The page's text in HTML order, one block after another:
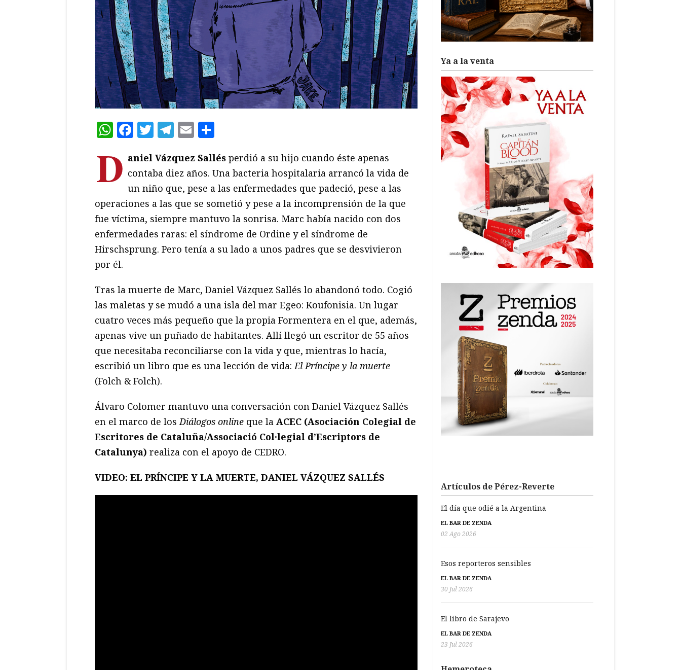
WhatsApp
Facebook
Twitter
Telegram
Email
D aniel Vázquez Sallés perdió a su hijo cuando éste apenas
contaba diez años. Una bacteria hospitalaria arrancó la vida de
un niño que, pese a las enfermedades que padeció, pese a las
operaciones a las que se sometió y pese a la incomprensión de la que
fue víctima, siempre mantuvo la sonrisa. Marc había nacido con dos
enfermedades raras: el síndrome de Ordine y el síndrome de
Hirschsprung. Pero tenía a su lado a unos padres que se desvivieron
por él.
Tras la muerte de Marc, Daniel Vázquez Sallés lo abandonó todo. Cogió
las maletas y se mudó a una isla del mar Egeo: Koufonisia. Un lugar
cuatro veces más pequeño que la propia Formentera en el que, además,
apenas vive un puñado de habitantes. Allí llegó un escritor de 55 años
que necesitaba reconciliarse con la vida y que, mientras lo hacía,
escribió un libro que es una lección de vida:El Príncipe y la muerte
(Folch & Folch).
Álvaro Colomer mantuvo una conversación con Daniel Vázquez Sallés
en el marco de losDiálogos online que la ACEC (Asociación Colegial de
Escritores de Cataluña/Associació Col·legial d’Escriptors de
Catalunya) realiza con el apoyo de CEDRO.
VIDEO: EL PRÍNCIPE Y LA MUERTE, DANIEL VÁZQUEZ SALLÉS
Ya a la venta
Artículos de Pérez-Reverte
El día que odié a la Argentina
EL BAR DE ZENDA
02 Ago 2026
Esos reporteros sensibles
EL BAR DE ZENDA
30 Jul 2026
El libro de Sarajevo
EL BAR DE ZENDA
23 Jul 2026